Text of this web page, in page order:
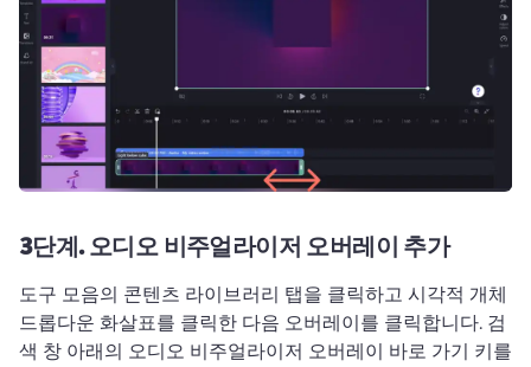
3단계.오디오 비주얼라이저 오버레이 추가
도구 모음의 콘텐츠 라이브러리 탭을 클릭하고 시각적 개체
드롭다운 화살표를 클릭한 다음 오버레이를 클릭합니다. 검
색 창 아래의 오디오 비주얼라이저 오버레이 바로 가기 키를